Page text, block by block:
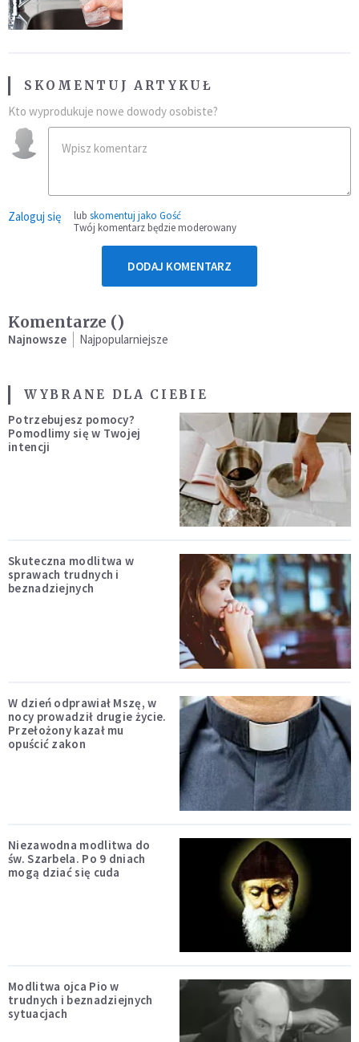
SKOMENTUJ ARTYKUŁ
Kto wyprodukuje nowe dowody osobiste?
Zaloguj się lub skomentuj jako Gość
Twój komentarz będzie moderowany
DODAJ KOMENTARZ
Komentarze ()
Najnowsze Najpopularniejsze
WYBRANE DLA CIEBIE
Potrzebujesz pomocy?
Pomodlimy się w Twojej
intencji
Skuteczna modlitwa w
sprawach trudnych i
beznadziejnych
W dzień odprawiał Mszę, w
nocy prowadził drugie życie.
Przełożony kazał mu
opuścić zakon
Niezawodna modlitwa do
św. Szarbela. Po 9 dniach
mogą dziać się cuda
Modlitwa ojca Pio w
trudnych i beznadziejnych
sytuacjach